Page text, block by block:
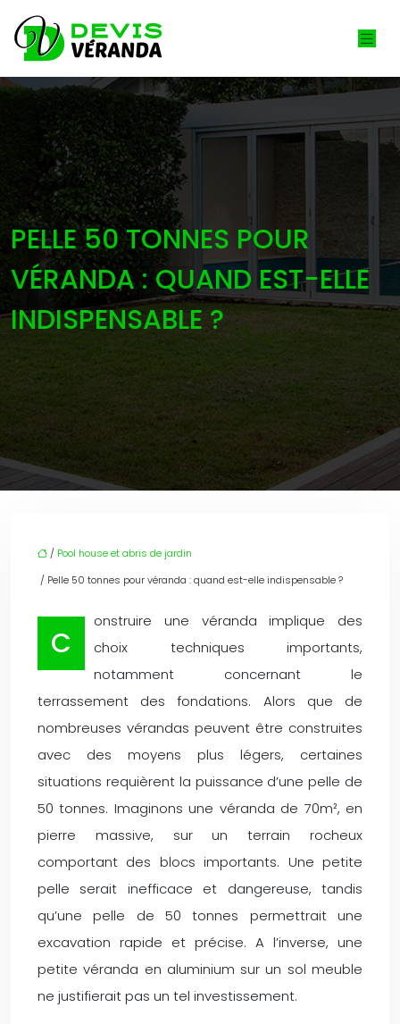
PELLE 50 TONNES POUR
VÉRANDA : QUAND EST-ELLE
INDISPENSABLE ?
/ Pool house et abris de jardin
/ Pelle 50 tonnes pour véranda : quand est-elle indispensable ?
C
onstruire une véranda implique des
choix techniques importants,
notamment concernant le
terrassement des fondations. Alors que de
nombreuses vérandas peuvent être construites
avec des moyens plus légers, certaines
situations requièrent la puissance d’une pelle de
50 tonnes. Imaginons une véranda de 70m², en
pierre massive, sur un terrain rocheux
comportant des blocs importants. Une petite
pelle serait inefficace et dangereuse, tandis
qu’une pelle de 50 tonnes permettrait une
excavation rapide et précise. A l’inverse, une
petite véranda en aluminium sur un sol meuble
ne justifierait pas un tel investissement.